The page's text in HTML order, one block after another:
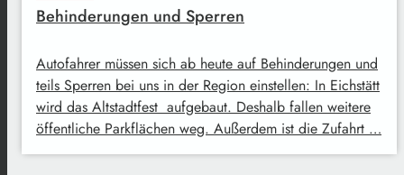
Behinderungen und Sperren
Autofahrer müssen sich ab heute auf Behinderungen und
teils Sperren bei uns in der Region einstellen: In Eichstätt
wird das Altstadtfest aufgebaut. Deshalb fallen weitere
öffentliche Parkflächen weg. Außerdem ist die Zufahrt …